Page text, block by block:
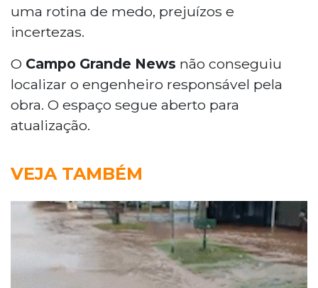
uma rotina de medo, prejuízos e
incertezas.
O Campo Grande News não conseguiu
localizar o engenheiro responsável pela
obra. O espaço segue aberto para
atualização.
VEJA TAMBÉM